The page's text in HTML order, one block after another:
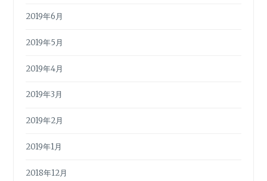
2019年6月
2019年5月
2019年4月
2019年3月
2019年2月
2019年1月
2018年12月